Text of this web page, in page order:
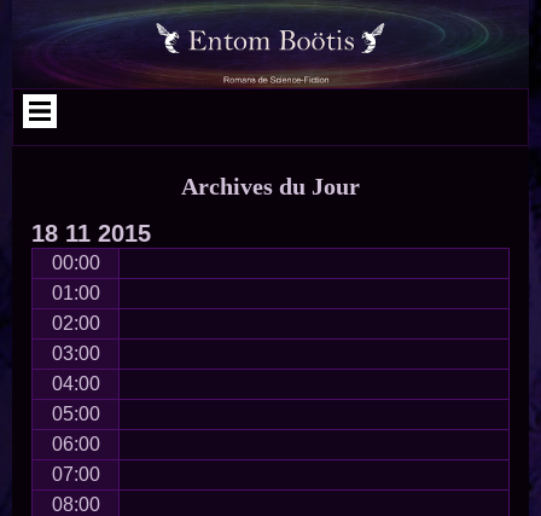
Aller
au
contenu
Skip
to
SEARCH-
2
Skip
to
RECENT-
POSTS-
Skip
to
CATEGORIES-
2
Skip
to
ARCHIVES-
2
Skip
to
META-
2
Skip
to
NAV_MENU-
2
Archives du Jour
18 11 2015
00:00
01:00
02:00
03:00
04:00
05:00
06:00
07:00
08:00